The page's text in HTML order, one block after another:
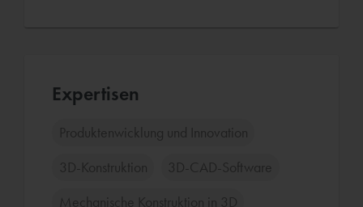
Expertisen
Produktenwicklung und Innovation
3D-Konstruktion 3D-CAD-Software
Mechanische Konstruktion in 3D